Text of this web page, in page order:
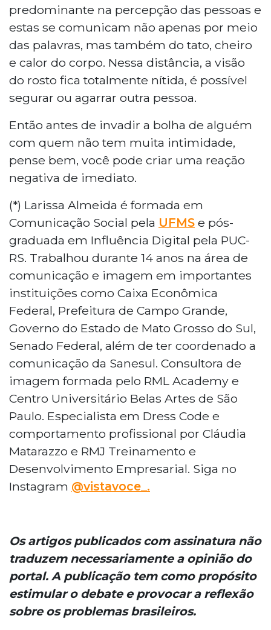
predominante na percepção das pessoas e
estas se comunicam não apenas por meio
das palavras, mas também do tato, cheiro
e calor do corpo. Nessa distância, a visão
do rosto fica totalmente nítida, é possível
segurar ou agarrar outra pessoa.
Então antes de invadir a bolha de alguém
com quem não tem muita intimidade,
pense bem, você pode criar uma reação
negativa de imediato.
(*) Larissa Almeida é formada em
Comunicação Social pela UFMS e pós-
graduada em Influência Digital pela PUC-
RS. Trabalhou durante 14 anos na área de
comunicação e imagem em importantes
instituições como Caixa Econômica
Federal, Prefeitura de Campo Grande,
Governo do Estado de Mato Grosso do Sul,
Senado Federal, além de ter coordenado a
comunicação da Sanesul. Consultora de
imagem formada pelo RML Academy e
Centro Universitário Belas Artes de São
Paulo. Especialista em Dress Code e
comportamento profissional por Cláudia
Matarazzo e RMJ Treinamento e
Desenvolvimento Empresarial. Siga no
Instagram @vistavoce_.
Os artigos publicados com assinatura não
traduzem necessariamente a opinião do
portal. A publicação tem como propósito
estimular o debate e provocar a reflexão
sobre os problemas brasileiros.